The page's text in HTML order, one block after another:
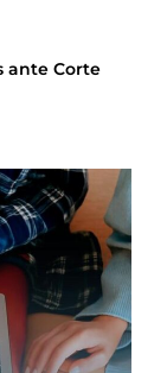
ante Corte